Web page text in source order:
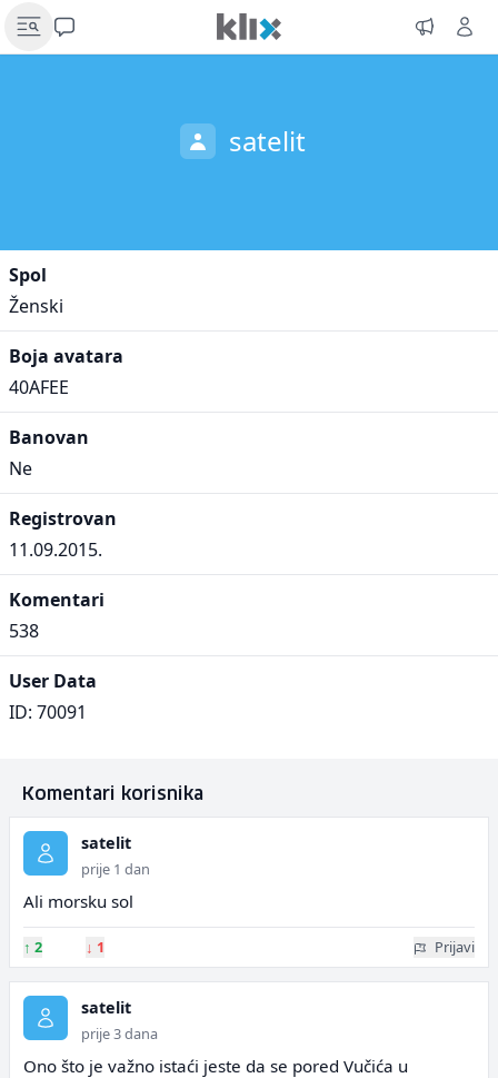
satelit
Spol
Ženski
Boja avatara
40AFEE
Banovan
Ne
Registrovan
11.09.2015.
Komentari
538
User Data
ID: 70091
Komentari korisnika
satelit
prije 1 dan
Ali morsku sol
↑ 2 ↓ 1 Prijavi
satelit
prije 3 dana
Ono što je važno istaći jeste da se pored Vučića u